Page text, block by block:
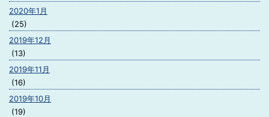
2020年1月
(25)
2019年12月
(13)
2019年11月
(16)
2019年10月
(19)